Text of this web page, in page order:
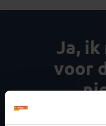
Ja, ik
voor